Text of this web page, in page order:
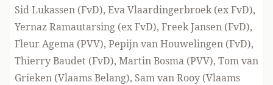
Sid Lukassen (FvD), Eva Vlaardingerbroek (ex FvD),
Yernaz Ramautarsing (ex FvD), Freek Jansen (FvD),
Fleur Agema (PVV), Pepijn van Houwelingen (FvD),
Thierry Baudet (FvD), Martin Bosma (PVV), Tom van
Grieken (Vlaams Belang), Sam van Rooy (Vlaams